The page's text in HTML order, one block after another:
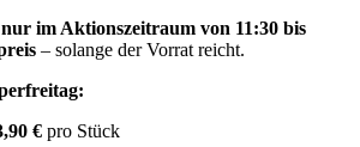
nur im Aktionszeitraum von 11:30 bis
– solange der Vorrat reicht.
€ pro Stück